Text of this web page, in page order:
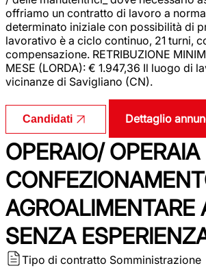
offriamo un contratto di lavoro a
determinato iniziale con possibilità di
lavorativo è a ciclo continuo, 21 turni,
compensazione. RETRIBUZIONE
MESE (LORDA): € 1.947,36 Il luogo di
vicinanze di Savigliano (CN).
Candidati Dettaglio
OPERAIO/ OPERAIA
AGROALIMENTARE
SENZA
Tipo di contratto Somministrazione